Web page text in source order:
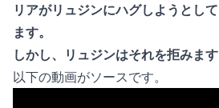
リアがリュジンにハグしようとし
ます。
しかし、リュジンはそれを拒みます
以下の動画がソースです。